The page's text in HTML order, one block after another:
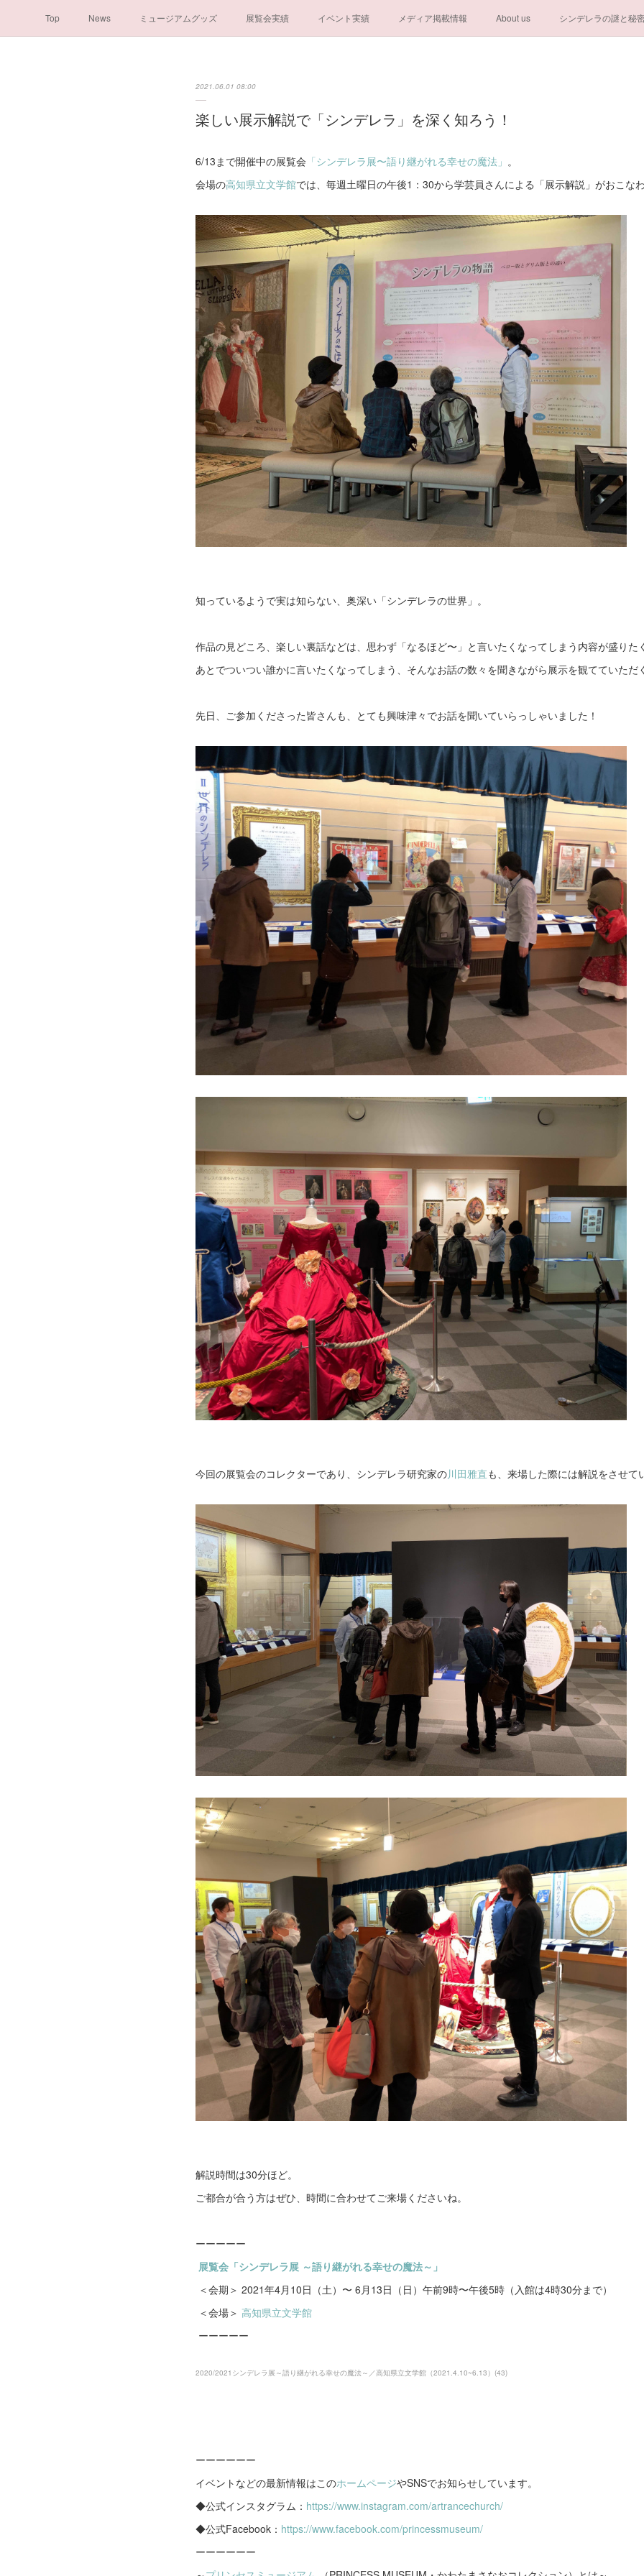
Top News ミュージアムグッズ 展覧会実績 イベント実績 メディア掲載情報 About us シンデレラの謎と秘
2021.06.01 08:00
楽しい展示解説で「シンデレラ」を深く知ろう！
6/13まで開催中の展覧会 「シンデレラ展〜語り継がれる幸せの魔法」 。
会場の高知県立文学館では、毎週土曜日の午後1：30から学芸員さんによる「展示解説」がおこなわ
知っているようで実は知らない、奥深い「シンデレラの世界」。
作品の見どころ、楽しい裏話などは、思わず「なるほど〜」と言いたくなってしまう内容が盛りた
あとでついつい誰かに言いたくなってしまう、そんなお話の数々を聞きながら展示を観てていただ
先日、ご参加くださった皆さんも、とても興味津々でお話を聞いていらっしゃいました！
今回の展覧会のコレクターであり、シンデレラ研究家の川田雅直も、来場した際には解説をさせて
解説時間は30分ほど。
ご都合が合う方はぜひ、時間に合わせてご来場くださいね。
ーーーーー
展覧会「シンデレラ展 ～語り継がれる幸せの魔法～」
＜会期＞ 2021年4月10日（土）〜 6月13日（日）午前9時〜午後5時（入館は4時30分まで）
＜会場＞ 高知県立文学館
ーーーーー
2020/2021シンデレラ展～語り継がれる幸せの魔法～／高知県立文学館（2021.4.10~6.13） (43)
ーーーーーー
イベントなどの最新情報はこのホームページやSNSでお知らせしています。
◆公式インスタグラム： https://www.instagram.com/artrancechurch/
◆公式Facebook： https://www.facebook.com/princessmuseum/
ーーーーーー